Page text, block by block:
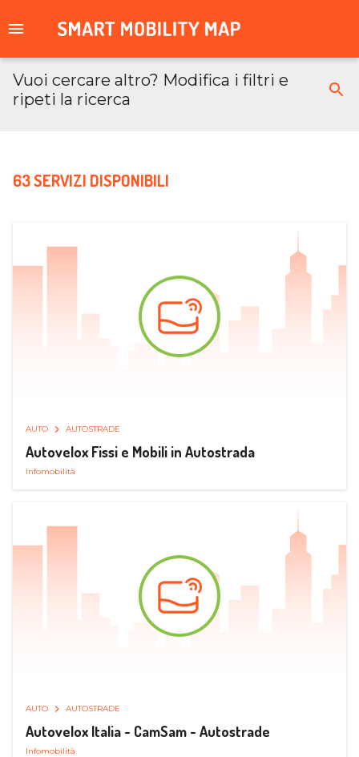
Vuoi cercare altro? Modifica i filtri e
ripeti la ricerca
63 SERVIZI DISPONIBILI
AUTO AUTOSTRADE
Autovelox Fissi e Mobili in Autostrada
Infomobilità
AUTO AUTOSTRADE
Autovelox Italia - CamSam - Autostrade
Infomobilità